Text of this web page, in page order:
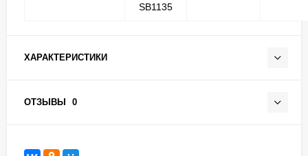
SB1135
ХАРАКТЕРИСТИКИ
ОТЗЫВЫ 0